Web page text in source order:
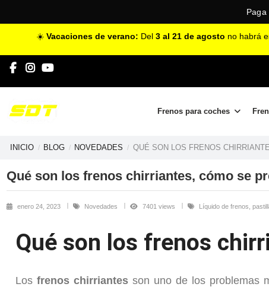
☀️ Vacaciones de verano: Del 3 al 21 de agosto no habrá
Frenos para coches
INICIO BLOG NOVEDADES QUÉ SON LOS FRENOS
Qué son los frenos chirriantes, cómo se
enero 24, 2023 Novedades 7401 views Líquido de frenos,
Qué son los frenos
Los frenos chirriantesson uno de los problemas